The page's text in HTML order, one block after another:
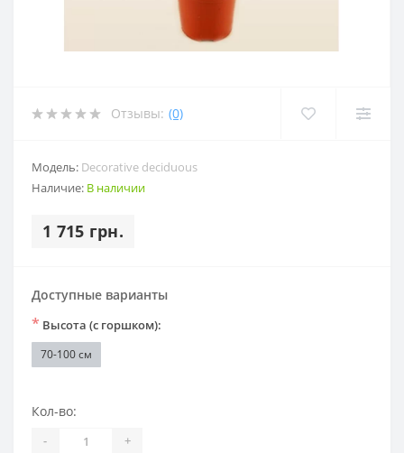
Отзывы: (0)
Модель: Decorative deciduous
Наличие: В наличии
1 715 грн.
Доступные варианты
* Высота (с горшком):
70-100 см
Кол-во:
- +